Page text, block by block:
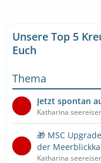
Unsere Top 5
Euch
Thema
Jetzt spontan
Katharina
🎁 MSC
der
Katharina